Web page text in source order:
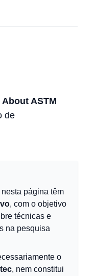
About ASTM
de
página têm
, com o objetivo
técnicas e
na pesquisa
o
, nem constitui